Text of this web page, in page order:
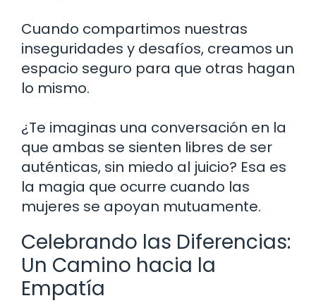
Cuando compartimos nuestras
inseguridades y desafíos, creamos un
espacio seguro para que otras hagan
lo mismo.
¿Te imaginas una conversación en la
que ambas se sienten libres de ser
auténticas, sin miedo al juicio? Esa es
la magia que ocurre cuando las
mujeres se apoyan mutuamente.
Celebrando las Diferencias:
Un Camino hacia la
Empatía